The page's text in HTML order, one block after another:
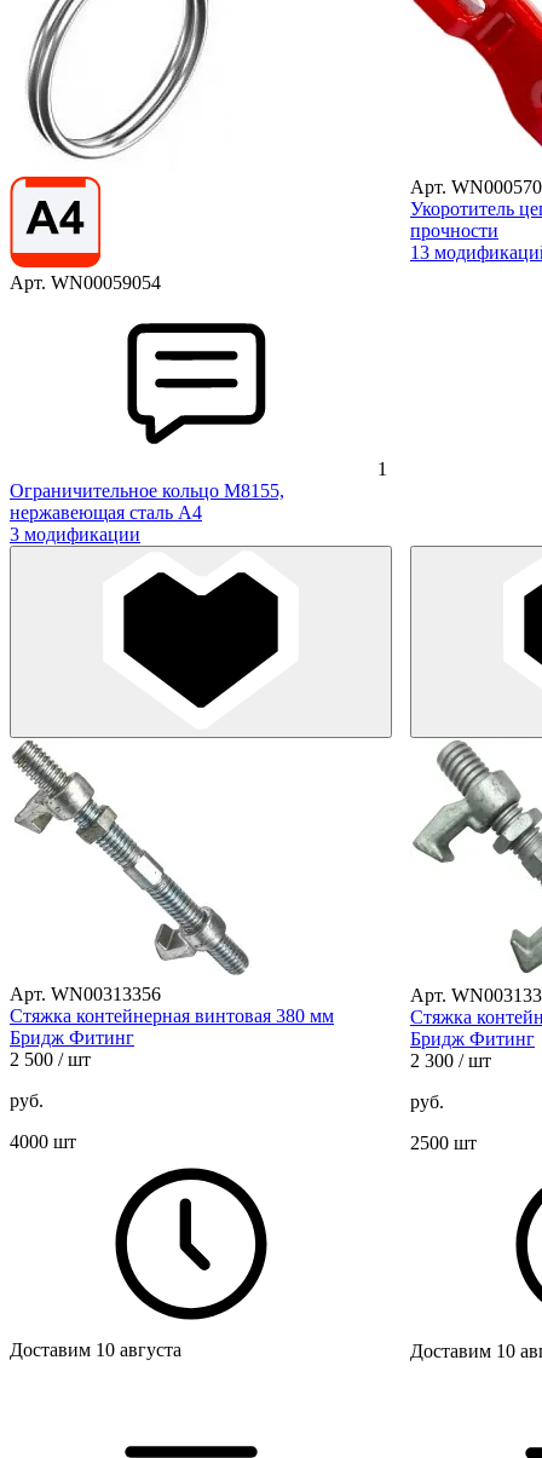
Арт. WN00059054
1
Ограничительное кольцо M8155,
нержавеющая сталь А4
3 модификации
Арт.
Укоротитель
прочности
13
Арт. WN00313356
Стяжка контейнерная винтовая 380 мм
Бридж Фитинг
2 500 / шт
руб.
4000 шт
Доставим 10 августа
Арт.
Стяжка
Бридж Фитинг
2 300 / шт
руб.
2500 шт
Доставим 10